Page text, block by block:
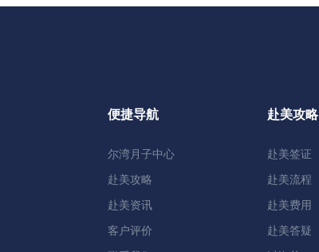
便捷导航
尔湾月子中心
赴美攻略
赴美资讯
客户评价
赴美攻略
赴美签证
赴美流程
赴美费用
赴美答疑